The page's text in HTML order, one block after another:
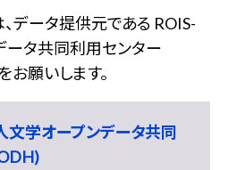
データ提供元である ROIS-
ータ共同利用センター
お願いします。
文学オープンデータ共同